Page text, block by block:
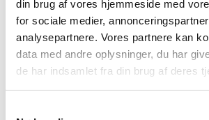
din brug af vores hjemmeside med
for sociale medier,
analysepartnere. Vores partnere kan
data med andre oplysninger, du har
de har indsamlet fra din brug af deres
Jaffar Alsadiq (as) stod som et
fyrtårn, der belyste det syndige hav, der var
Verdenen blev tiltrukket af hans ærbare og
personlighed. Abu Salamah al-Khallal
tronen. Men Imamen fastholdt sine
som han arvede fra sine forfædre, afviste